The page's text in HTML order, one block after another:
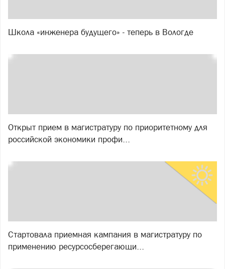
Школа «инженера будущего» - теперь в Вологде
Открыт прием в магистратуру по приоритетному для
российской экономики профи...
Стартовала приемная кампания в магистратуру по
применению ресурсосберегающи...